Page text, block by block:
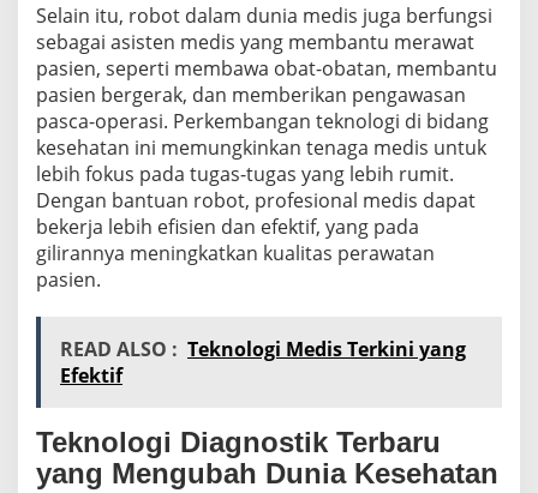
Selain itu, robot dalam dunia medis juga berfungsi
sebagai asisten medis yang membantu merawat
pasien, seperti membawa obat-obatan, membantu
pasien bergerak, dan memberikan pengawasan
pasca-operasi. Perkembangan teknologi di bidang
kesehatan ini memungkinkan tenaga medis untuk
lebih fokus pada tugas-tugas yang lebih rumit.
Dengan bantuan robot, profesional medis dapat
bekerja lebih efisien dan efektif, yang pada
gilirannya meningkatkan kualitas perawatan
pasien.
READ ALSO : Teknologi Medis Terkini yang
Efektif
Teknologi Diagnostik Terbaru
yang Mengubah Dunia Kesehatan